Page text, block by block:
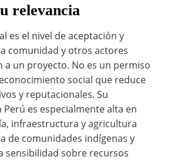
relevancia
es el nivel de aceptación y
comunidad y otros actores
a un proyecto. No es un permiso
social que reduce
y reputacionales. Su
es especialmente alta en
infraestructura y agricultura
de comunidades indígenas y
sensibilidad sobre recursos